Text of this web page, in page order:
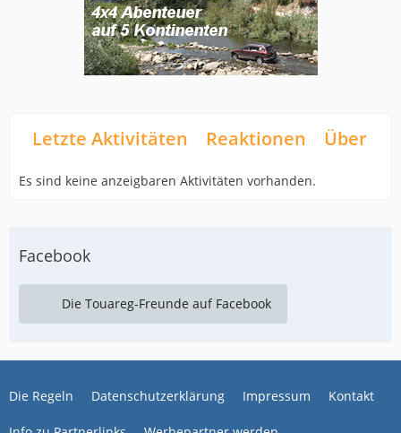
Letzte Aktivitäten Reaktionen Über
Es sind keine anzeigbaren Aktivitäten vorhanden.
Facebook
Die Touareg-Freunde auf Facebook
Die Regeln Datenschutzerklärung Impressum Kontakt